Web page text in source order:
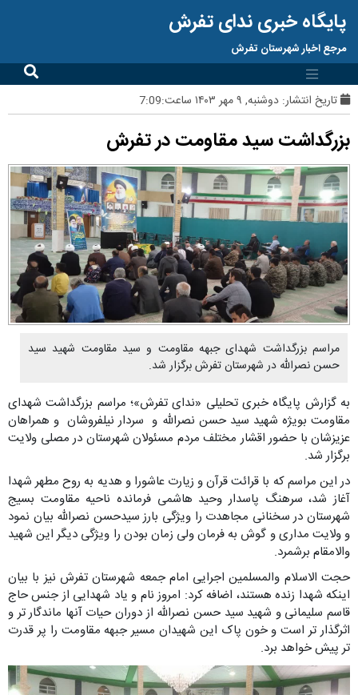
پایگاه خبری ندای تفرش
مرجع اخبار شهرستان تفرش
تاریخ انتشار: دوشنبه, ۹ مهر ۱۴۰۳ ساعت:7:09
بزرگداشت سید مقاومت در تفرش
مراسم بزرگداشت شهدای جبهه مقاومت و سید مقاومت شهید سید
حسن نصرالله در شهرستان تفرش برگزار شد.
به گزارش پایگاه خبری تحلیلی «ندای تفرش»؛ مراسم بزرگداشت شهدای
مقاومت بویژه شهید سید حسن نصرالله و سردار نیلفروشان و همراهان
عزیزشان با حضور اقشار مختلف مردم مسئولان شهرستان در مصلی ولایت
برگزار شد.
در این مراسم که با قرائت قرآن و زیارت عاشورا و هدیه به روح مطهر شهدا
آغاز شد، سرهنگ پاسدار وحید هاشمی فرمانده ناحیه مقاومت بسیج
شهرستان در سخنانی مجاهدت را ویژگی بارز سیدحسن نصرالله بیان نمود
و ولایت مداری و گوش به فرمان ولی زمان بودن را ویژگی دیگر این شهید
والامقام برشمرد.
حجت الاسلام والمسلمین اجرایی امام جمعه شهرستان تفرش نیز با بیان
اینکه شهدا زنده هستند، اضافه کرد: امروز نام و یاد شهدایی از جنس حاج
قاسم سلیمانی و شهید سید حسن نصرالله از دوران حیات آنها ماندگار تر و
اثرگذار تر است و خون پاک این شهیدان مسیر جبهه مقاومت را پر قدرت
تر پیش خواهد برد.